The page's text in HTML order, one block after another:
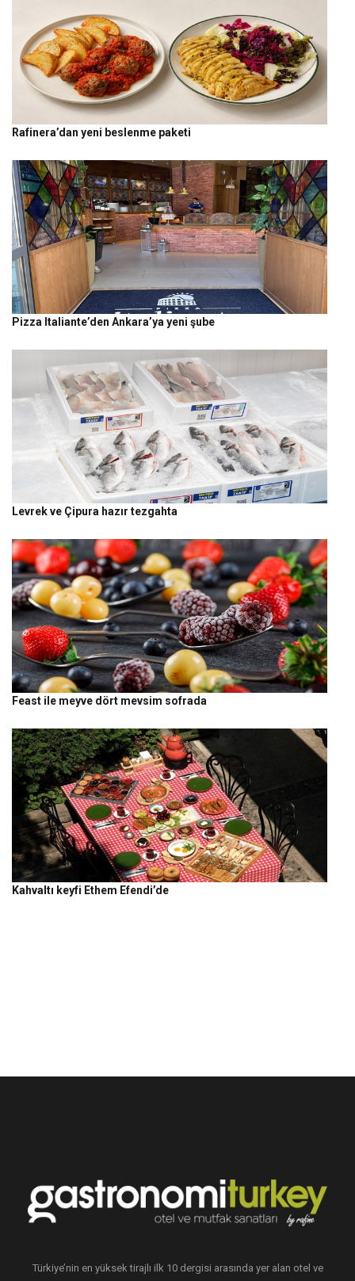
Rafinera’dan yeni beslenme paketi
Pizza Italiante’den Ankara’ya yeni şube
Levrek ve Çipura hazır tezgahta
Feast ile meyve dört mevsim sofrada
Kahvaltı keyfi Ethem Efendi’de
Türkiye’nin en yüksek tirajlı ilk 10 dergisi arasında yer alan otel ve